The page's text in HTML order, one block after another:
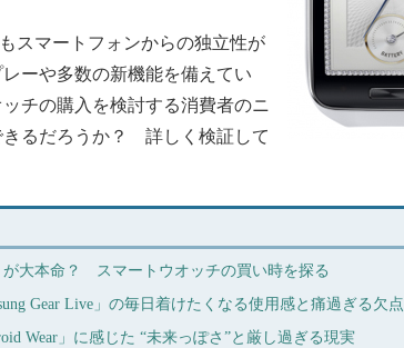
スマートフォンからの独立性が
ーや多数の新機能を備えてい
チの購入を検討する消費者のニ
きるだろうか？ 詳しく検証して
が大本命？ スマートウオッチの買い時を探る
Gear Live」の毎日着けたくなる使用感と痛過ぎる欠点
Wear」に感じた “未来っぽさ”と厳し過ぎる現実